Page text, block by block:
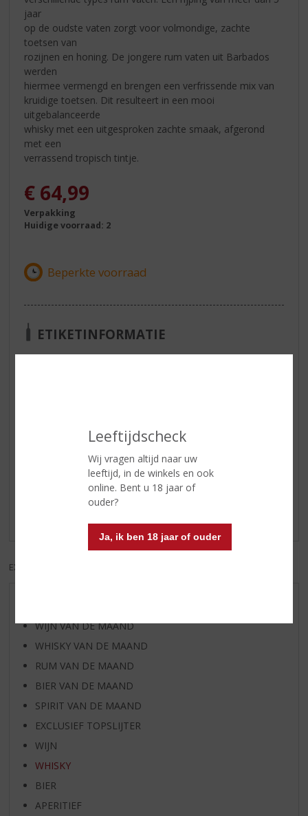
Leeftijdscheck
Wij vragen altijd naar uw
leeftijd, in de winkels en ook
online. Bent u 18 jaar of
ouder?
Ja, ik ben 18 jaar of ouder
jaar
op de oudste vaten zorgt voor volmondige, zachte
toetsen van
rozijnen en honing. De jongere rum vaten uit Barbados
werden
hiermee vermengd en brengen een verfrissende mix van
kruidige toetsen. Dit resulteert in een mooi
uitgebalanceerde
whisky met een uitgesproken zachte smaak, afgerond
met een
verrassend tropisch tintje.
€ 64,99
Verpakking
Huidige voorraad: 2
ETIKETINFORMATIE
Reviews
Schrijf een review
EXCL. BTW
WIJN VAN DE MAAND
WHISKY VAN DE MAAND
RUM VAN DE MAAND
BIER VAN DE MAAND
SPIRIT VAN DE MAAND
EXCLUSIEF TOPSLIJTER
WIJN
WHISKY
BIER
APERITIEF